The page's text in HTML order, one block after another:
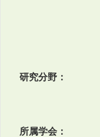
研究分野：
所属学会：